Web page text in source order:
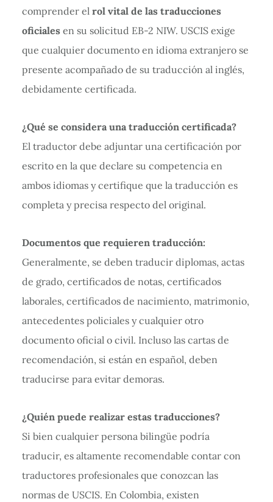
comprender el rol vital de las traducciones
oficialesen su solicitud EB-2 NIW. USCIS exige
que cualquier documento en idioma extranjero se
presente acompañado de su traducción al inglés,
debidamente certificada.
¿Qué se considera una traducción certificada?
El traductor debe adjuntar una certificación por
escrito en la que declare su competencia en
ambos idiomas y certifique que la traducción es
completa y precisa respecto del original.
Documentos que requieren traducción:
Generalmente, se deben traducir diplomas, actas
de grado, certificados de notas, certificados
laborales, certificados de nacimiento, matrimonio,
antecedentes policiales y cualquier otro
documento oficial o civil. Incluso las cartas de
recomendación, si están en español, deben
traducirse para evitar demoras.
¿Quién puede realizar estas traducciones?
Si bien cualquier persona bilingüe podría
traducir, es altamente recomendable contar con
traductores profesionales que conozcan las
normas de USCIS. En Colombia, existen